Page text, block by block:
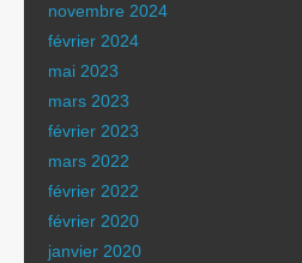
novembre 2024
février 2024
mai 2023
mars 2023
février 2023
mars 2022
février 2022
février 2020
janvier 2020